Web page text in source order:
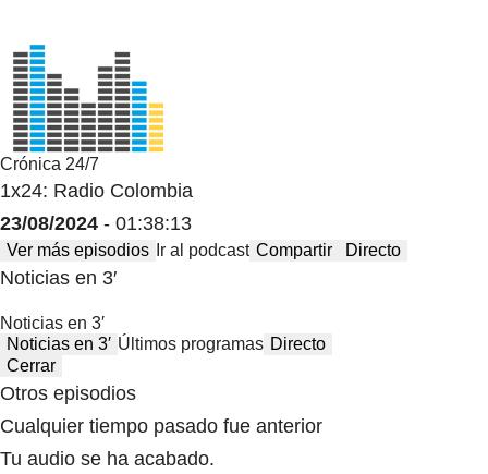
Crónica 24/7
1x24: Radio Colombia
23/08/2024 - 01:38:13
Ver más episodios Ir al podcast Compartir Directo
Noticias en 3′
Noticias en 3′
Noticias en 3′ Últimos programas Directo
Cerrar
Otros episodios
Cualquier tiempo pasado fue anterior
Tu audio se ha acabado.